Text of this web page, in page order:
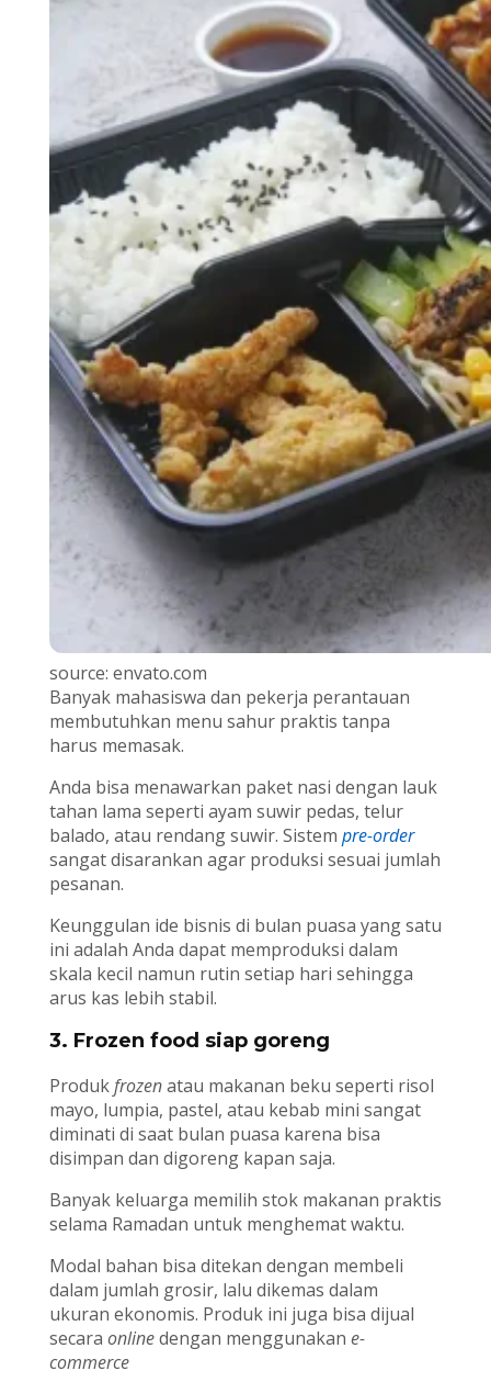
source: envato.com
Banyak mahasiswa dan pekerja perantauan
membutuhkan menu sahur praktis tanpa
harus memasak.
Anda bisa menawarkan paket nasi dengan lauk
tahan lama seperti ayam suwir pedas, telur
balado, atau rendang suwir. Sistem pre-order
sangat disarankan agar produksi sesuai jumlah
pesanan.
Keunggulan ide bisnis di bulan puasa yang satu
ini adalah Anda dapat memproduksi dalam
skala kecil namun rutin setiap hari sehingga
arus kas lebih stabil.
3. Frozen food siap goreng
Produkfrozenatau makanan beku seperti risol
mayo, lumpia, pastel, atau kebab mini sangat
diminati di saat bulan puasa karena bisa
disimpan dan digoreng kapan saja.
Banyak keluarga memilih stok makanan praktis
selama Ramadan untuk menghemat waktu.
Modal bahan bisa ditekan dengan membeli
dalam jumlah grosir, lalu dikemas dalam
ukuran ekonomis. Produk ini juga bisa dijual
secara onlinedengan menggunakan e-
commerce